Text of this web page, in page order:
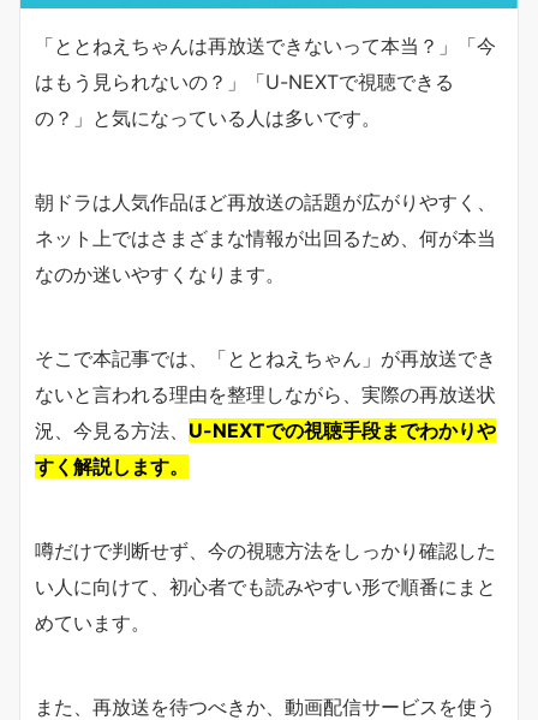
「ととねえちゃんは再放送できないって本当？」「今
はもう見られないの？」「U-NEXTで視聴できる
の？」と気になっている人は多いです。
朝ドラは人気作品ほど再放送の話題が広がりやすく、
ネット上ではさまざまな情報が出回るため、何が本当
なのか迷いやすくなります。
そこで本記事では、「ととねえちゃん」が再放送でき
ないと言われる理由を整理しながら、実際の再放送状
況、今見る方法、 U-NEXTでの視聴手段までわかりや
すく解説します。
噂だけで判断せず、今の視聴方法をしっかり確認した
い人に向けて、初心者でも読みやすい形で順番にまと
めています。
また、再放送を待つべきか、動画配信サービスを使う